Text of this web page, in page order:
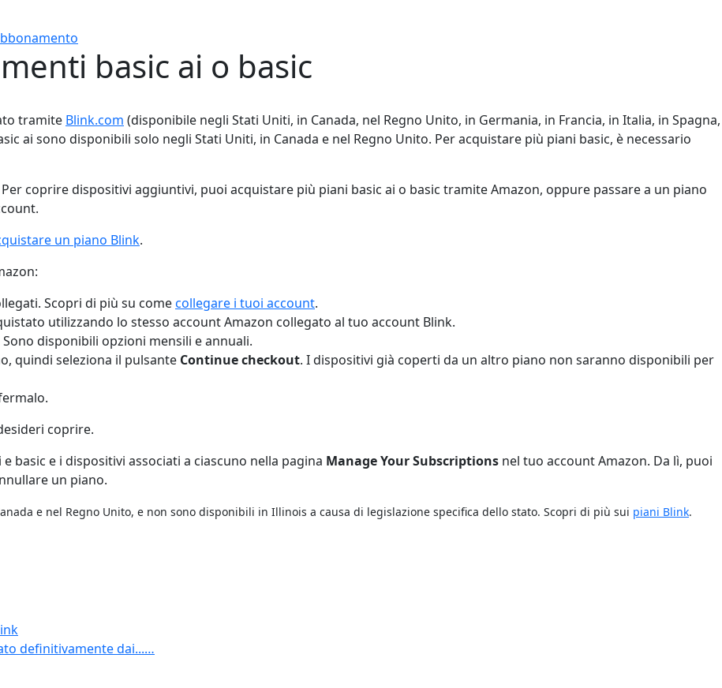
basic ai o basic
tramite Blink.com (disponibile negli Stati Uniti, in Canada, nel Regno Unito, in Germania, in Francia, in Italia, in Spagna,
ai sono disponibili solo negli Stati Uniti, in Canada e nel Regno Unito. Per acquistare più piani basic, è necessario
coprire dispositivi aggiuntivi, puoi acquistare più piani basic ai o basic tramite Amazon, oppure passare a un piano
un piano Blink.
Scopri di più su comecollegare i tuoi account.
utilizzando lo stesso account Amazon collegato al tuo account Blink.
disponibili opzioni mensili e annuali.
quindi seleziona il pulsante Continue checkout. I dispositivi già coperti da un altro piano non saranno disponibili per
coprire.
basic e i dispositivi associati a ciascuno nella pagina Manage Your Subscriptions nel tuo account Amazon. Da lì, puoi
un piano.
e nel Regno Unito, e non sono disponibili in Illinois a causa di legislazione specifica dello stato. Scopri di più sui piani Blink.
definitivamente dai...…